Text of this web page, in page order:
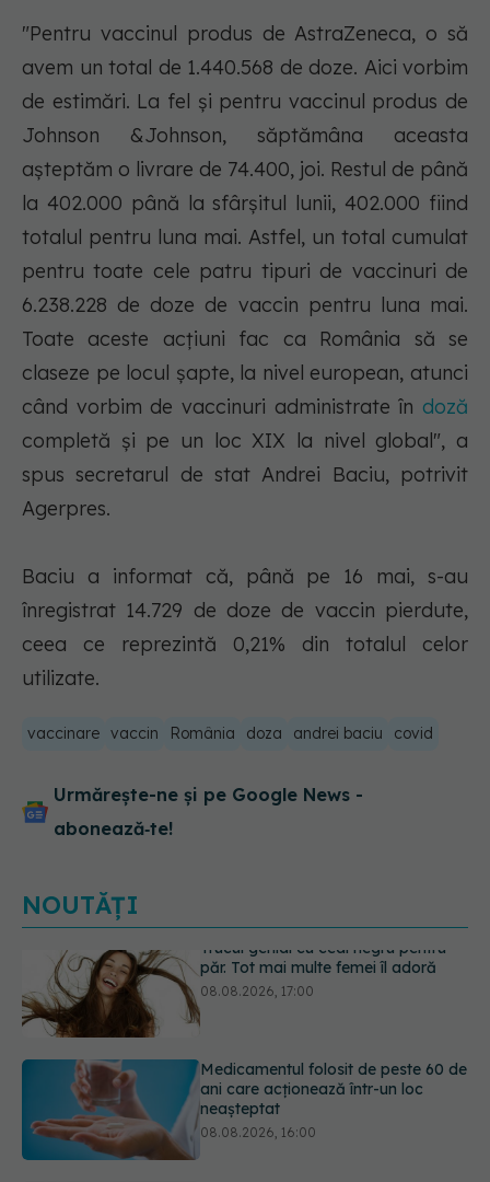
"Pentru vaccinul produs de AstraZeneca, o să
avem un total de 1.440.568 de doze. Aici vorbim
de estimări. La fel şi pentru vaccinul produs de
Johnson &Johnson, săptămâna aceasta
aşteptăm o livrare de 74.400, joi. Restul de până
la 402.000 până la sfârşitul lunii, 402.000 fiind
totalul pentru luna mai. Astfel, un total cumulat
pentru toate cele patru tipuri de vaccinuri de
6.238.228 de doze de vaccin pentru luna mai.
Toate aceste acţiuni fac ca România să se
claseze pe locul şapte, la nivel european, atunci
când vorbim de vaccinuri administrate în doză
completă şi pe un loc XIX la nivel global", a
spus secretarul de stat Andrei Baciu, potrivit
Agerpres.
Baciu a informat că, până pe 16 mai, s-au
înregistrat 14.729 de doze de vaccin pierdute,
ceea ce reprezintă 0,21% din totalul celor
utilizate.
vaccinare vaccin România doza andrei baciu covid
Urmărește-ne și pe Google News -
abonează‑te!
NOUTĂȚI
Medicamentul folosit de peste 60 de
ani care acționează într-un loc
Trucul simplu care face pepenele
verde mult mai ușor de tăiat